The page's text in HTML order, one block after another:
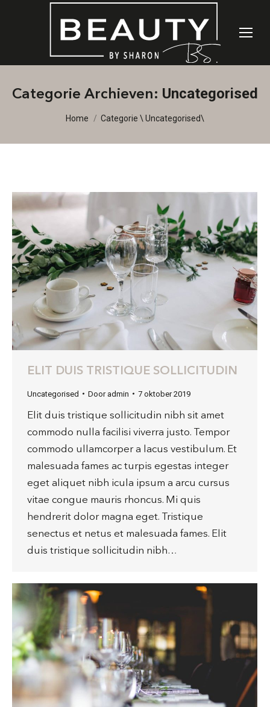
Categorie Archieven: Uncategorised
Je bent hier:
Home Categorie \ Uncategorised\
ELIT DUIS TRISTIQUE SOLLICITUDIN
Uncategorised Door admin 7 oktober 2019
Elit duis tristique sollicitudin nibh sit amet
commodo nulla facilisi viverra justo. Tempor
commodo ullamcorper a lacus vestibulum. Et
malesuada fames ac turpis egestas integer
eget aliquet nibh icula ipsum a arcu cursus
vitae congue mauris rhoncus. Mi quis
hendrerit dolor magna eget. Tristique
senectus et netus et malesuada fames. Elit
duis tristique sollicitudin nibh…